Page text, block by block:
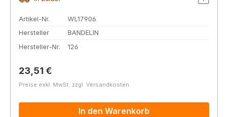
Artikel-Nr.
WL17906
Hersteller
BANDELIN
Hersteller-Nr.
126
Regulärer Preis:
23,51 €
Preise exkl. MwSt. zzgl. Versandkosten
In den Warenkorb